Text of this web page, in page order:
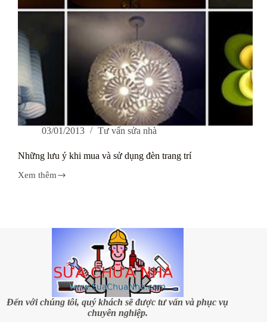
03/01/2013 Tư vấn sửa nhà
Những lưu ý khi mua và sử dụng đèn trang trí
Xem thêm
Những
Đến với chúng tôi, quý khách sẽ được tư vấn và phục vụ
chuyên nghiệp.